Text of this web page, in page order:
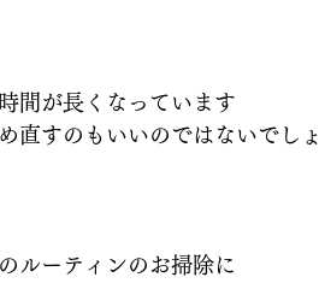
間が長くなっています
直すのもいいのではないでしょ
ルーティンのお掃除に